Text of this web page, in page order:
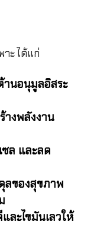
าะ ได้แก่
นอนุมูลอิสระ
างพลังงาน
ซล และลด
ลของสุขภาพ
ละไขมันเลวให้